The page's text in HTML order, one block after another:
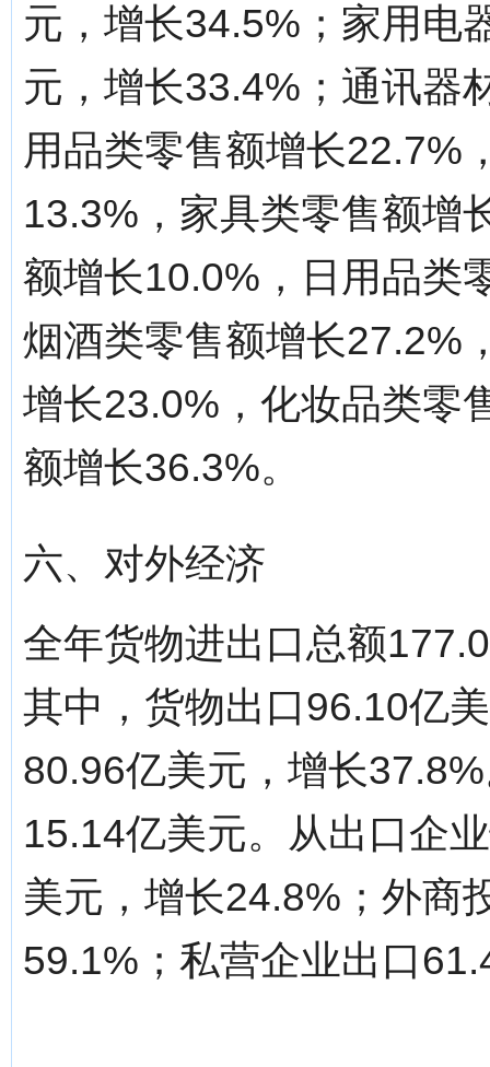
元，增长34.5%；家用电
元，增长33.4%；通讯器
用品类零售额增长22.7%
13.3%，家具类零售额增
额增长10.0%，日用品类
烟酒类零售额增长27.2%
增长23.0%，化妆品类零
额增长36.3%。
六、对外经济
全年货物进出口总额
其中，货物出口96.10亿
80.96亿美元，增长
15.14亿美元。从出口企
美元，增长24.8%；外商
59.1%；私营企业出口